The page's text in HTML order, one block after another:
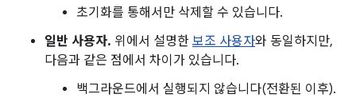
초기화를 통해서만 삭제할 수 있습니다.
일반 사용자. 위에서 설명한 보조 사용자와 동일하지만,
다음과 같은 점에서 차이가 있습니다.
백그라운드에서 실행되지 않습니다(전환된 이후).